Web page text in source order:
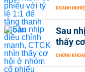
DOANH
Sau
thấy
CHỨNG